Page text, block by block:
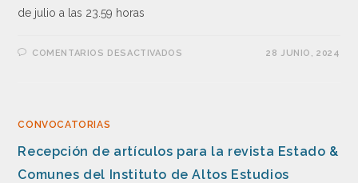
de julio a las 23.59 horas
COMENTARIOS DESACTIVADOS 28 JUNIO, 2024
CONVOCATORIAS
Recepción de artículos para la revista Estado &
Comunes del Instituto de Altos Estudios